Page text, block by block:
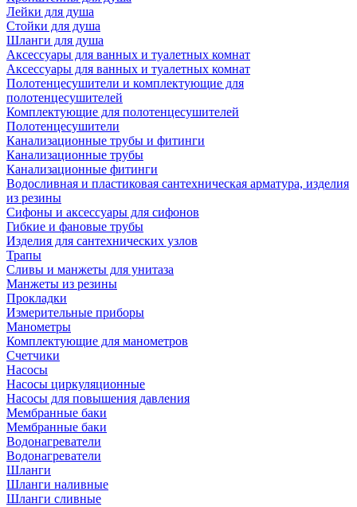
Лейки для душа
Стойки для душа
Шланги для душа
Аксессуары для ванных и туалетных комнат
Аксессуары для ванных и туалетных комнат
Полотенцесушители и комплектующие для
полотенцесушителей
Комплектующие для полотенцесушителей
Полотенцесушители
Канализационные трубы и фитинги
Канализационные трубы
Канализационные фитинги
Водосливная и пластиковая сантехническая арматура, изделия
из резины
Сифоны и аксессуары для сифонов
Гибкие и фановые трубы
Изделия для сантехнических узлов
Трапы
Сливы и манжеты для унитаза
Манжеты из резины
Прокладки
Измерительные приборы
Манометры
Комплектующие для манометров
Счетчики
Насосы
Насосы циркуляционные
Насосы для повышения давления
Мембранные баки
Мембранные баки
Водонагреватели
Водонагреватели
Шланги
Шланги наливные
Шланги сливные